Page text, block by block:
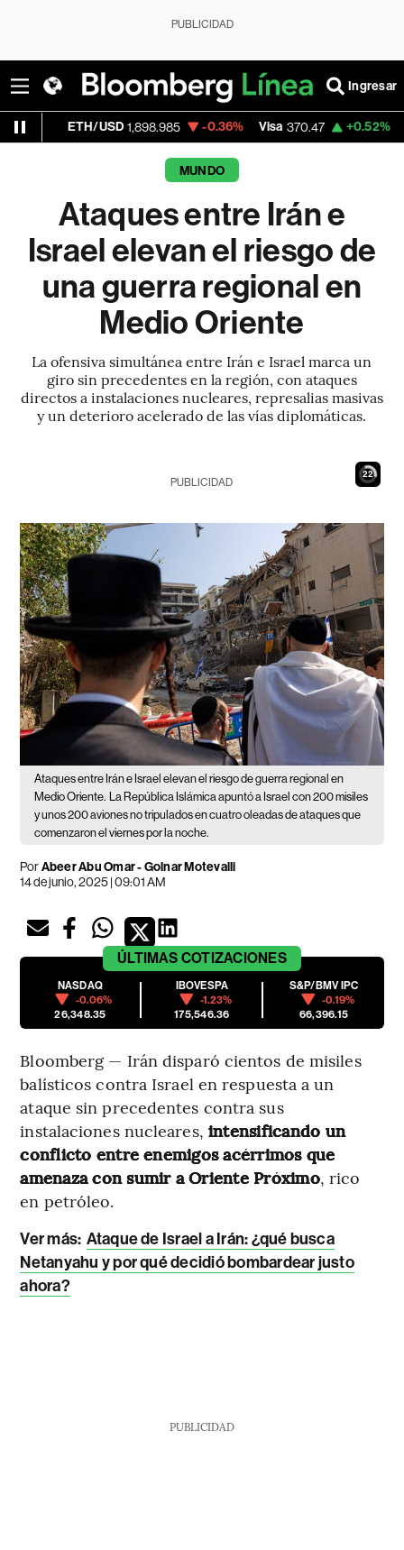
PUBLICIDAD
Ingresar
1,898.985 -0.36% Visa 370.47 +0.52%
MUNDO
Ataques entre Irán e
Israel elevan el riesgo de
una guerra regional en
Medio Oriente
La ofensiva simultánea entre Irán e Israel marca un
giro sin precedentes en la región, con ataques
directos a instalaciones nucleares, represalias masivas
y un deterioro acelerado de las vías diplomáticas.
21
PUBLICIDAD
Ataques entre Irán e Israel elevan el riesgo de guerra regional en
Medio Oriente.
La República Islámica apuntó a Israel con 200 misiles
y unos 200 aviones no tripulados en cuatro oleadas de ataques que
comenzaron el viernes por la noche.
PorAbeer Abu Omar - Golnar Motevalli
14 de junio, 2025 | 09:01 AM
ÚLTIMAS COTIZACIONES
NASDAQ
-0.06%
26,348.35
IBOVESPA
-1.23%
175,546.36
S&P/BMV IPC
-0.19%
66,396.15
Bloomberg — Irán disparó cientos de misiles
balísticos contra Israel en respuesta a un
ataque sin precedentes contra sus
instalaciones nucleares, intensificando un
conflicto entre enemigos acérrimos que
amenaza con sumir a Oriente Próximo, rico
en petróleo.
Ver más: Ataque de Israel a Irán: ¿qué busca
Netanyahu y por qué decidió bombardear justo
ahora?
PUBLICIDAD